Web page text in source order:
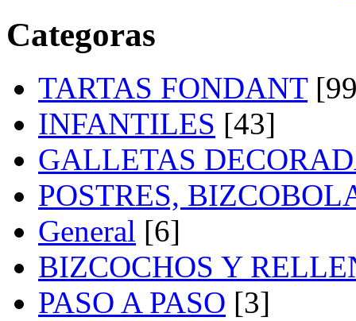
Categoras
TARTAS FONDANT
INFANTILES [43]
GALLETAS
POSTRES,
General [6]
BIZCOCHOS Y
PASO A PASO [3]